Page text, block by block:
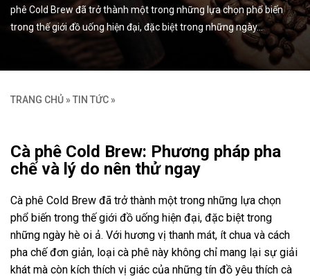
phê Cold Brew đã trở thành một trong những lựa chọn phổ biến
trong thế giới đồ uống hiện đại, đặc biệt trong những ngày…
TRANG CHỦ » TIN TỨC »
Cà phê Cold Brew: Phương pháp pha
chế và lý do nên thử ngay
Cà phê Cold Brew đã trở thành một trong những lựa chọn
phổ biến trong thế giới đồ uống hiện đại, đặc biệt trong
những ngày hè oi ả. Với hương vị thanh mát, ít chua và cách
pha chế đơn giản, loại cà phê này không chỉ mang lại sự giải
khát mà còn kích thích vị giác của những tín đồ yêu thích cà